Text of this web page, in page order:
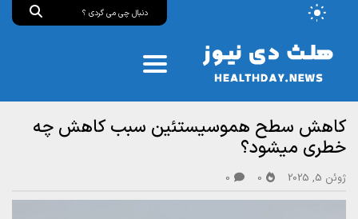
کاهش سطح هموسیستئین سبب کاهش چه
خطری میشود؟
ژوئن 5, 2025 0
0